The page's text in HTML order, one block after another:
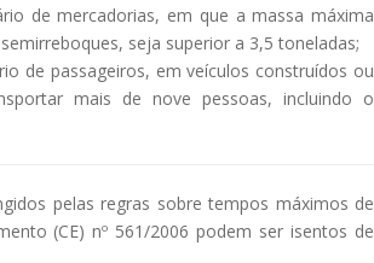
de mercadorias, em que a massa máxima
seja superior a 3,5 toneladas;
de passageiros, em veículos construídos ou
mais de nove pessoas, incluindo o
pelas regras sobre tempos máximos de
(CE) nº 561/2006 podem ser isentos de